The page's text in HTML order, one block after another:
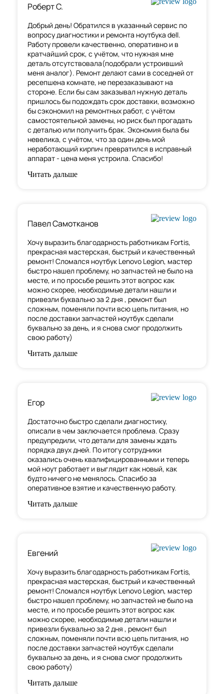
Роберт С.
Добрый день! Обратился в указанный сервис по
вопросу диагностики и ремонта ноутбука dell.
Работу провели качественно, оперативно и в
кратчайший срок, с учётом, что нужная мне
деталь отсутствовала(подобрали устроивший
меня аналог). Ремонт делают сами в соседней от
ресепшена комнате, не перезаказывают на
стороне. Если бы сам заказывал нужную деталь
пришлось бы подождать срок доставки, возможно
бы сэкономил на ремонтных работ, с учётом
самостоятельной замены, но риск был прогадать
с деталью или получить брак. Экономия была бы
невелика, с учётом, что за один день мой
неработающий кирпич превратился в исправный
аппарат - цена меня устроила. Спасибо!
Читать дальше
Павел Самотканов
Хочу выразить благодарность работникам Fortis,
прекрасная мастерская, быстрый и качественный
ремонт! Сломался ноутбук Lenovo Legion, мастер
быстро нашел проблему, но запчастей не было на
месте, и по просьбе решить этот вопрос как
можно скорее, необходимые детали нашли и
привезли буквально за 2 дня , ремонт был
сложным, поменяли почти всю цепь питания, но
после доставки запчастей ноутбук сделали
буквально за день, и я снова смог продолжить
свою работу)
Читать дальше
Егор
Достаточно быстро сделали диагностику,
описали в чем заключается проблема. Сразу
предупредили, что детали для замены ждать
порядка двух дней. По итогу сотрудники
оказались очень квалифицированными и теперь
мой ноут работает и выглядит как новый, как
будто ничего не менялось. Спасибо за
оперативное взятие и качественную работу.
Читать дальше
Евгений
Хочу выразить благодарность работникам Fortis,
прекрасная мастерская, быстрый и качественный
ремонт! Сломался ноутбук Lenovo Legion, мастер
быстро нашел проблему, но запчастей не было на
месте, и по просьбе решить этот вопрос как
можно скорее, необходимые детали нашли и
привезли буквально за 2 дня , ремонт был
сложным, поменяли почти всю цепь питания, но
после доставки запчастей ноутбук сделали
буквально за день, и я снова смог продолжить
свою работу)
Читать дальше